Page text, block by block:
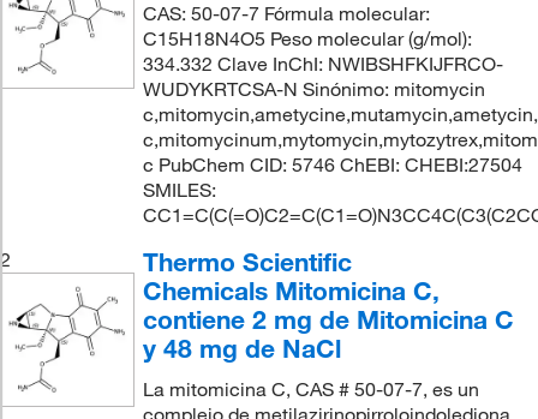
CAS: 50-07-7 Fórmula molecular:
C15H18N4O5 Peso molecular (g/mol):
334.332 Clave InChI: NWIBSHFKIJFRCO-
WUDYKRTCSA-N Sinónimo: mitomycin
c PubChem CID: 5746 ChEBI: CHEBI:27504
SMILES:
2
Thermo Scientific
Chemicals Mitomicina C,
contiene 2 mg de Mitomicina C
y 48 mg de NaCl
La mitomicina C, CAS # 50-07-7, es un
complejo de metilazirinopirroloindolediona